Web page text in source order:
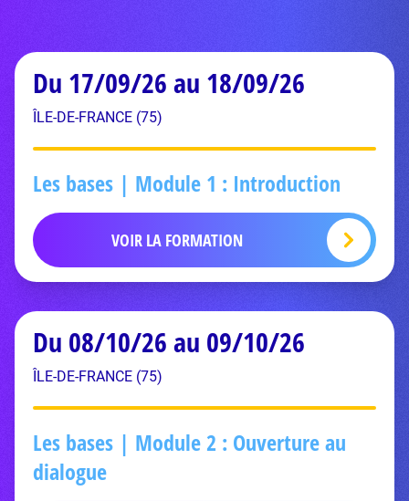
Du 17/09/26 au 18/09/26
ÎLE-DE-FRANCE (75)
Les bases | Module 1 : Introduction
VOIR LA FORMATION
Du 08/10/26 au 09/10/26
ÎLE-DE-FRANCE (75)
Les bases | Module 2 : Ouverture au
dialogue